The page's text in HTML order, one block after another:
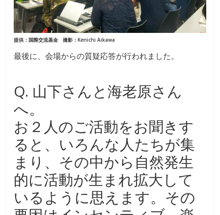
提供：国際交流基金 撮影：Kenichi Aikawa
最後に、会場からの質疑応答が行われました。
Q. 山下さんと海老原さん
へ。
お２人のご活動をお聞きす
ると、いろんな人たちが集
まり、その中から自然発生
的に活動が生まれ拡大して
いるように思えます。その